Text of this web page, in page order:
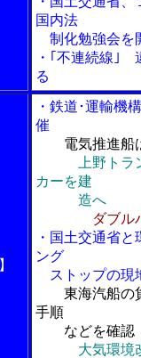
国内法
制化勉強会を
・｢不連続線｣
る
・鉄道･運輸機
催
電気推進船
上野ト
カーを建
造へ
ダブル
・国土交通省
ング
ストップの現
東海汽船の
手順
などを確認
大気環境